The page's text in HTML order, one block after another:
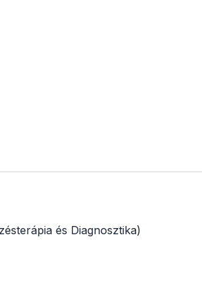
és Diagnosztika)